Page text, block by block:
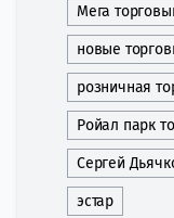
Мега
новые
розничная
Ройал парк
Сергей
эстар